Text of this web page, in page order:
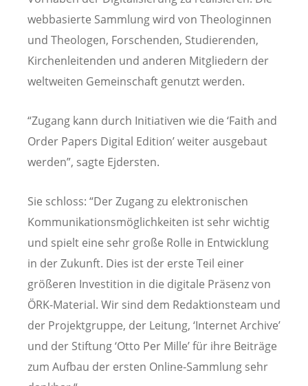
webbasierte Sammlung wird von Theologinnen
und Theologen, Forschenden, Studierenden,
Kirchenleitenden und anderen Mitgliedern der
weltweiten Gemeinschaft genutzt werden.
“Zugang kann durch Initiativen wie die ‘Faith and
Order Papers Digital Edition’ weiter ausgebaut
werden”, sagte Ejdersten.
Sie schloss: “Der Zugang zu elektronischen
Kommunikationsmöglichkeiten ist sehr wichtig
und spielt eine sehr große Rolle in Entwicklung
in der Zukunft. Dies ist der erste Teil einer
größeren Investition in die digitale Präsenz von
ÖRK-Material. Wir sind dem Redaktionsteam und
der Projektgruppe, der Leitung, ‘Internet Archive’
und der Stiftung ‘Otto Per Mille’ für ihre Beiträge
zum Aufbau der ersten Online-Sammlung sehr